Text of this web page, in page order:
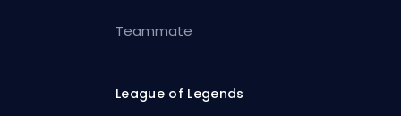
Teammate
League of Legends